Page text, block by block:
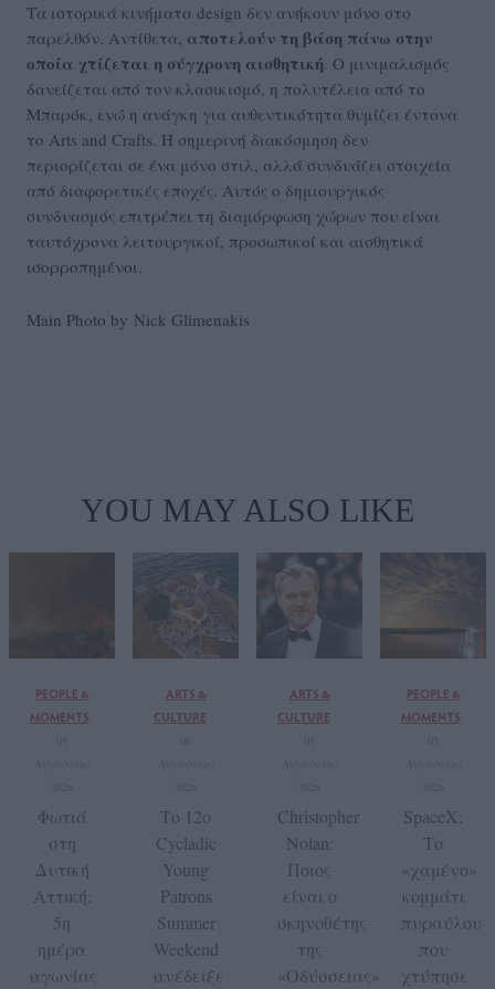
Τα ιστορικά κινήματα design δεν ανήκουν μόνο στο
παρελθόν. Αντίθετα, αποτελούν τη βάση πάνω στην
οποία χτίζεται η σύγχρονη αισθητική. Ο μινιμαλισμός
δανείζεται από τον κλασικισμό, η πολυτέλεια από το
Μπαρόκ, ενώ η ανάγκη για αυθεντικότητα θυμίζει έντονα
το Arts and Crafts. Η σημερινή διακόσμηση δεν
περιορίζεται σε ένα μόνο στιλ, αλλά συνδυάζει στοιχεία
από διαφορετικές εποχές. Αυτός ο δημιουργικός
συνδυασμός επιτρέπει τη διαμόρφωση χώρων που είναι
ταυτόχρονα λειτουργικοί, προσωπικοί και αισθητικά
ισορροπημένοι.
Main Photo by Nick Glimenakis
YOU MAY ALSO LIKE
PEOPLE &
MOMENTS
Φωτιά
στη
Δυτική
Αττική:
5η
ημέρα
αγωνίας
ARTS &
CULTURE
Το 12ο
Cycladic
Young
Patrons
Summer
Weekend
ανέδειξε
ARTS &
CULTURE
Christopher
Nolan:
Ποιος
είναι ο
σκηνοθέτης
της
«Οδύσσειας»
PEOPLE &
MOMENTS
SpaceX:
Το
«χαμένο»
κομμάτι
πυραύλου
που
χτύπησε